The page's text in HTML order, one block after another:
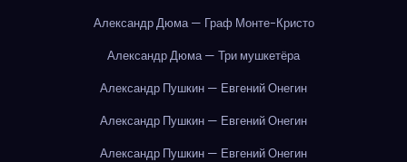
Александр Дюма — Граф Монте-Кристо
Александр Дюма — Три мушкетёра
Александр Пушкин — Евгений Онегин
Александр Пушкин — Евгений Онегин
Александр Пушкин — Евгений Онегин